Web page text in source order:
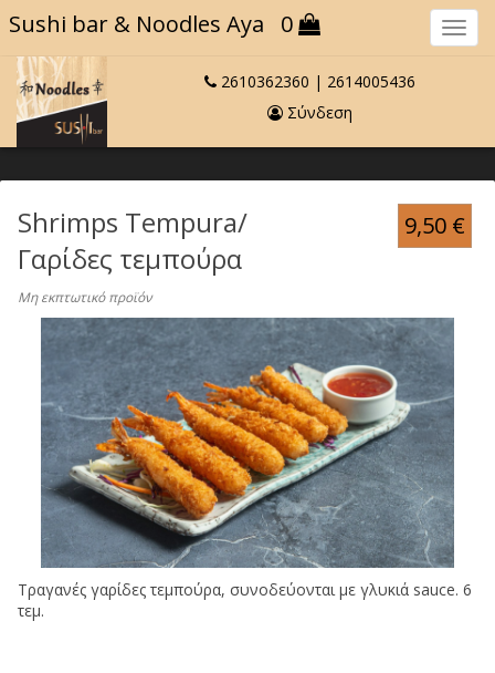
Sushi bar & Noodles Aya 0
2610362360 | 2614005436
Σύνδεση
Shrimps Tempura/
Γαρίδες τεμπούρα
Μη εκπτωτικό προϊόν
9,50€
Τραγανές γαρίδες τεμπούρα, συνοδεύονται με γλυκιά sauce. 6
τεμ.